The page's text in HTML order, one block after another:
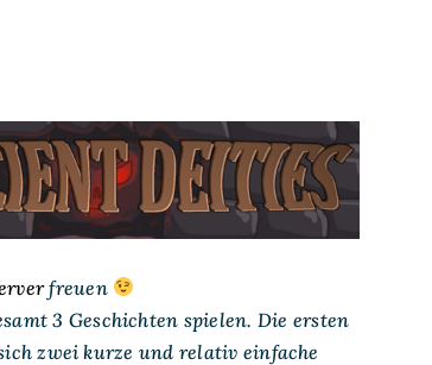
freuen
3 Geschichten spielen. Die ersten
zwei kurze und relativ einfache